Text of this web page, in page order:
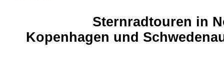
Sternradtouren in
Kopenhagen und